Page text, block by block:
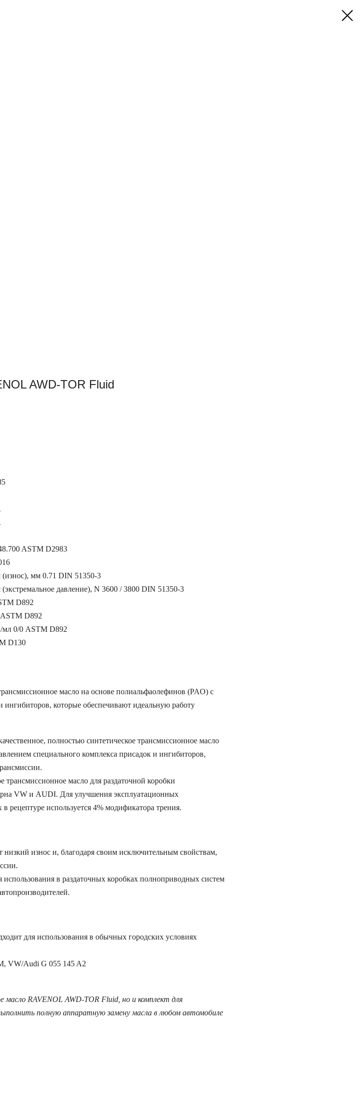
AWD-TOR Fluid
ASTM D2983
мм 0.71 DIN 51350-3
давление), N 3600 / 3800 DIN 51350-3
D892
D892
мл 0/0 ASTM D892
D130
масло на основе полиальфаолефинов (PAO) с
ингибиторов, которые обеспечивают идеальную работу
полностью синтетическое трансмиссионное масло
специального комплекса присадок и ингибиторов,
масло для раздаточной коробки
VW и AUDI. Для улучшения эксплуатационных
рецептуре используется 4% модификатора трения.
износ и, благодаря своим исключительным свойствам,
в раздаточных коробках полноприводных систем
для использования в обычных городских условиях
VW/Audi G 055 145 A2
RAVENOL AWD-TOR Fluid, но и комплект для
полную аппаратную замену масла в любом автомобиле